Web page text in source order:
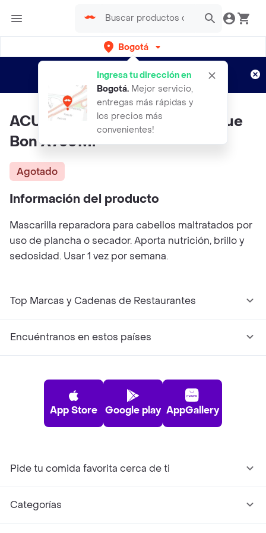
Bogotá
Ingresa tu dirección en
Bogotá. Mejor servicio,
entregas más rápidas y
los precios más
convenientes!
envíos gratis por semanas
Aplican TyC
ACURE Mascarilla Repair Rescue
Bon X750Ml
Agotado
Información del producto
Mascarilla reparadora para cabellos maltratados por
uso de plancha o secador. Aporta nutrición, brillo y
sedosidad. Usar 1 vez por semana.
Top Marcas y Cadenas de Restaurantes
Encuéntranos en estos países
App Store Google play AppGallery
Pide tu comida favorita cerca de ti
Categorías